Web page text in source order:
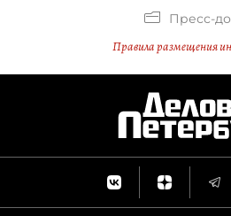
Пресс-
Правила размещения